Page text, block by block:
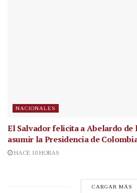
NACIONALES
El Salvador felicita a Abelardo de
asumir la Presidencia de
HACE 10 HORAS
CARGAR MÁS